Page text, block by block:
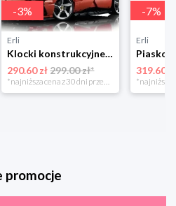
-3%
Erli
Klocki konstrukcyjne samochód Ferrari Daytona SP3 3778el (3778CS)
290.60 zł 299.00 zł*
*najniższa cena z 30 dni przed obniżką
-7%
Erli
319.60 zł
promocje